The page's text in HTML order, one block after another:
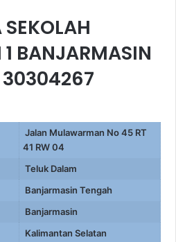
1 BANJARMASIN
30304267
Jalan Mulawarman No 45 RT
41 RW 04
Teluk Dalam
Banjarmasin Tengah
Banjarmasin
Kalimantan Selatan